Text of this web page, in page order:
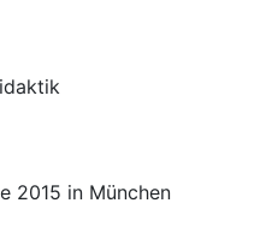
2015 in München